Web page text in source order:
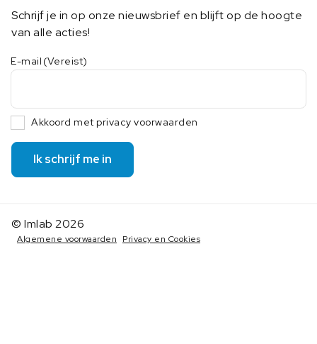
Schrijf je in op onze nieuwsbrief en blijft op de hoogte
van alle acties!
E-mail (Vereist)
Akkoord met privacy voorwaarden
Ik schrijf me in
© Imlab 2026
Algemene voorwaarden Privacy en Cookies